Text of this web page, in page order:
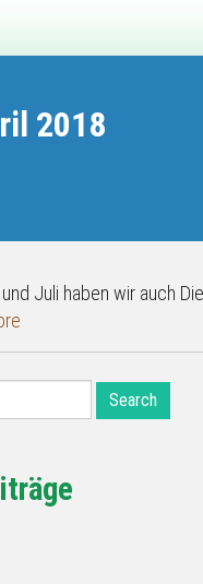
2018
Juli haben wir auch